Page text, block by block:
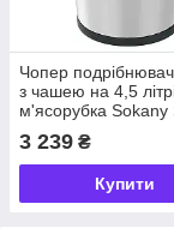
Чопер
з чашею на 4,5
м'ясорубка Sokany
3 239 ₴
Купити